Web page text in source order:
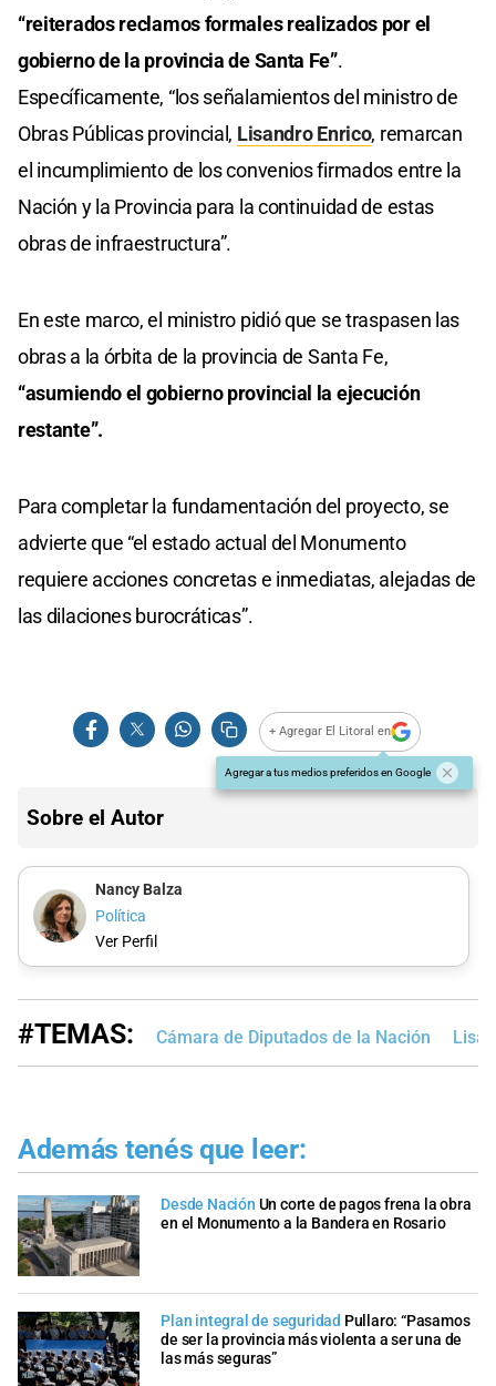
“reiterados reclamos formales realizados por el
gobierno de la provincia de Santa Fe”.
Específicamente, “los señalamientos del ministro de
Obras Públicas provincial, Lisandro Enrico, remarcan
el incumplimiento de los convenios firmados entre la
Nación y la Provincia para la continuidad de estas
obras de infraestructura”.
En este marco, el ministro pidió que se traspasen las
obras a la órbita de la provincia de Santa Fe,
“asumiendo el gobierno provincial la ejecución
restante”.
Para completar la fundamentación del proyecto, se
advierte que “el estado actual del Monumento
requiere acciones concretas e inmediatas, alejadas de
las dilaciones burocráticas”.
+ Agregar El Litoral en
Agregar a tus medios preferidos en Google
Sobre el Autor
Nancy Balza
Política
Ver Perfil
#TEMAS: Cámara de Diputados de la Nación
Además tenés que leer:
Desde Nación Un corte de pagos frena la obra
en el Monumento a la Bandera en Rosario
Plan integral de seguridad Pullaro: “Pasamos
de ser la provincia más violenta a ser una de
las más seguras”